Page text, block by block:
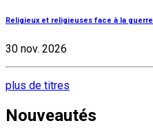
Religieux et religieuses face à la guerre
30 nov. 2026
plus de titres
Nouveautés